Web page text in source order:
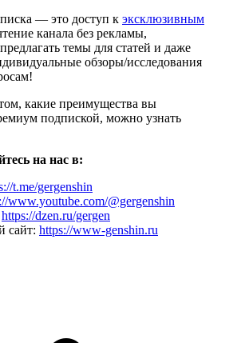
— это доступ к эксклюзивным
канала без рекламы,
темы для статей и даже
обзоры/исследования
какие преимущества вы
подпиской, можно узнать
на нас в:
t.me/gergenshin
www.youtube.com/@gergenshin
https://dzen.ru/gergen
сайт: https://www-genshin.ru